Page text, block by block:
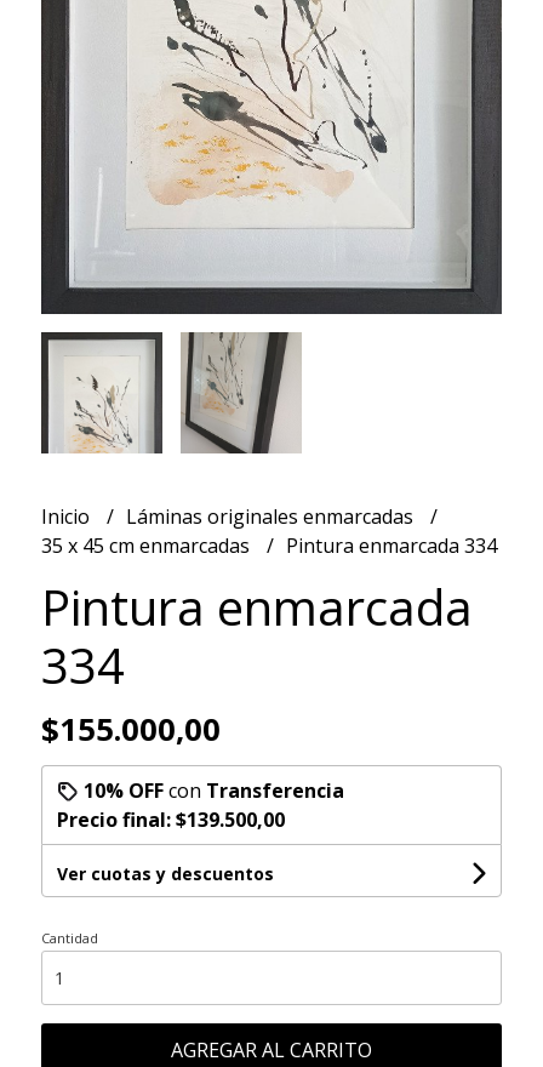
Inicio
Láminas originales enmarcadas
35 x 45 cm enmarcadas
Pintura enmarcada 334
Pintura enmarcada
334
$155.000,00
10% OFFcon Transferencia
Precio final:$139.500,00
Ver cuotas y descuentos
Cantidad
AGREGAR AL CARRITO